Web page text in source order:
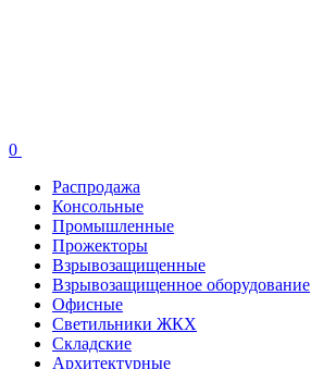
0
Распродажа
Консольные
Промышленные
Прожекторы
Взрывозащищенные
Взрывозащищенное оборудование
Офисные
Cветильники ЖКХ
Складские
Архитектурные